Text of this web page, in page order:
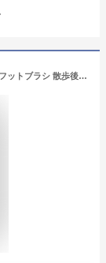
【楽天ランキング1位】犬 足洗いカップ 足 洗う フットブラシ 散歩後 猫 ペット 足洗 ボトル 散歩 犬足ブラシ シリコン クリーナー お散歩 お出かけ アウトドア キャンプ 足洗浄 携帯足洗い 犬 猫 うさぎ 犬足洗いカップ 犬足洗い 犬足洗い 便利 ギフト 送料無料